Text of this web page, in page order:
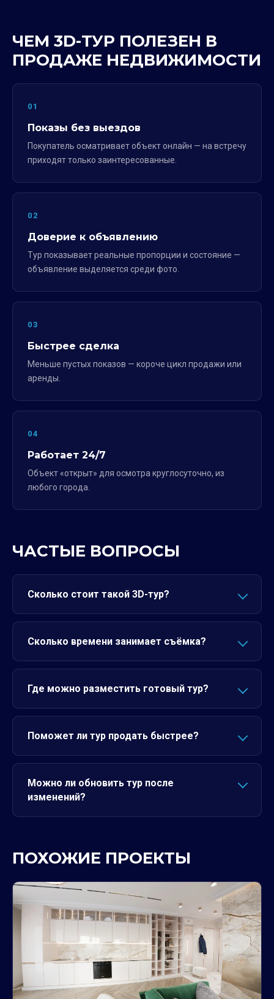
ЧЕМ 3D-ТУР ПОЛЕЗЕН В
ПРОДАЖЕ НЕДВИЖИМОСТИ
01
Показы без выездов
Покупатель осматривает объект онлайн — на встречу
приходят только заинтересованные.
02
Доверие к объявлению
Тур показывает реальные пропорции и состояние —
объявление выделяется среди фото.
03
Быстрее сделка
Меньше пустых показов — короче цикл продажи или
аренды.
04
Работает 24/7
Объект «открыт» для осмотра круглосуточно, из
любого города.
ЧАСТЫЕ ВОПРОСЫ
Сколько стоит такой 3D-тур?
Сколько времени занимает съёмка?
Где можно разместить готовый тур?
Поможет ли тур продать быстрее?
Можно ли обновить тур после
изменений?
ПОХОЖИЕ ПРОЕКТЫ